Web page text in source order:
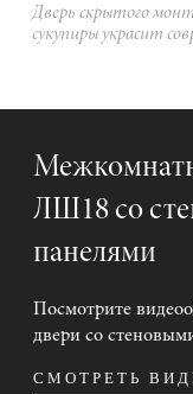
Дверь скрытого
сукупиры украсит
ЛШ18 со
панелями
Посмотрите
двери со
СМОТРЕТЬ